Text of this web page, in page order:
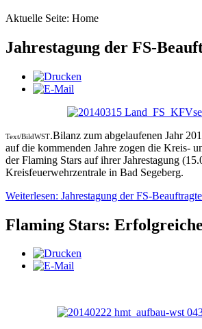
Aktuelle Seite: Home
Jahrestagung der FS-
Text/BildWST.Bilanz zum abgelaufenen Jahr
auf die kommenden Jahre zogen die Kreis-
der Flaming Stars auf ihrer Jahrestagung
Kreisfeuerwehrzentrale in Bad Segeberg.
Weiterlesen: Jahrestagung der FS-
Flaming Stars: